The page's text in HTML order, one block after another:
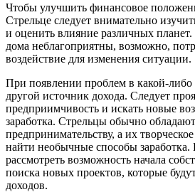
Чтобы улучшить финансовое
Стрельце следует внимательно
и оценить влияние различных
дома неблагоприятны, возможно,
воздействие для изменения ситуации.
При появлении проблем в какой-либо
другой источник дохода. Следует
предприимчивость и искать новые
заработка. Стрельцы обычно
предпринимательству, а их
найти необычные способы заработка.
рассмотреть возможность начала
поиска новых проектов, которые
доходов.